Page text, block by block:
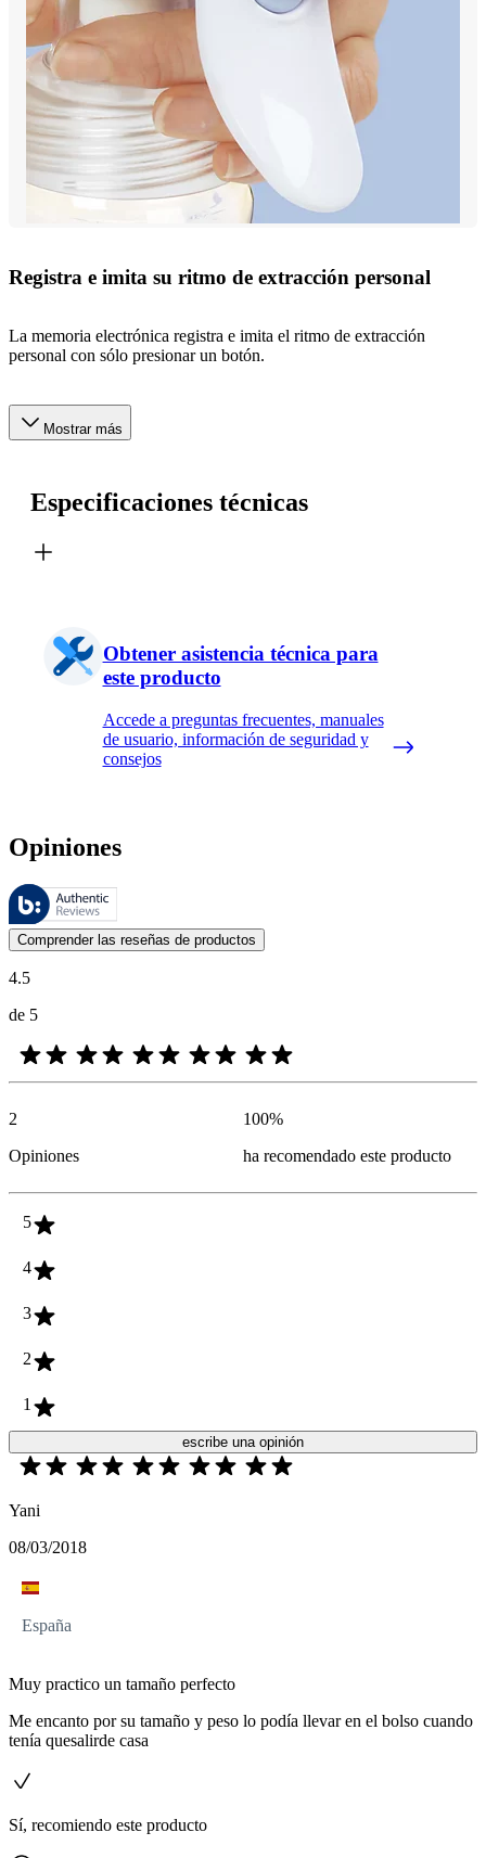
Registra e imita su ritmo de extracción personal
La memoria electrónica registra e imita el ritmo de extracción
personal con sólo presionar un botón.
Mostrar más
Especificaciones técnicas
Obtener asistencia técnica para
este producto
Accede a preguntas frecuentes, manuales
de usuario, información de seguridad y
consejos
Opiniones
Estas reseñas las gestiona Bazaarvoice y cumplen con la política de
Las opiniones de los clientes en forma de reseñas de productos y
Comprender las reseñas de productos
4.5
de 5
2
Opiniones
100%
ha recomendado este producto
5
4
3
2
1
escribe una opinión
Yani
08/03/2018
España
Muy practico un tamaño perfecto
Me encanto por su tamaño y peso lo podía llevar en el bolso cuando
tenía quesalirde casa
Sí, recomiendo este producto